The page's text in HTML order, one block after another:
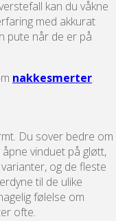
kan du våkne
med akkurat
pute når de er på
nakkesmerter.
Du sover bedre om
vinduet på gløtt,
og de fleste
til de ulike
følelse om
ofte.